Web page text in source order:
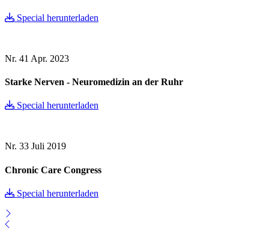
Special herunterladen
Nr. 41 Apr. 2023
Starke Nerven - Neuromedizin an der Ruhr
Special herunterladen
Nr. 33 Juli 2019
Chronic Care Congress
Special herunterladen